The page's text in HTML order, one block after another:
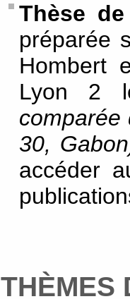
Thèse
préparée
Hombert
Lyon 2
comparée
30,
accéder
THÈMES